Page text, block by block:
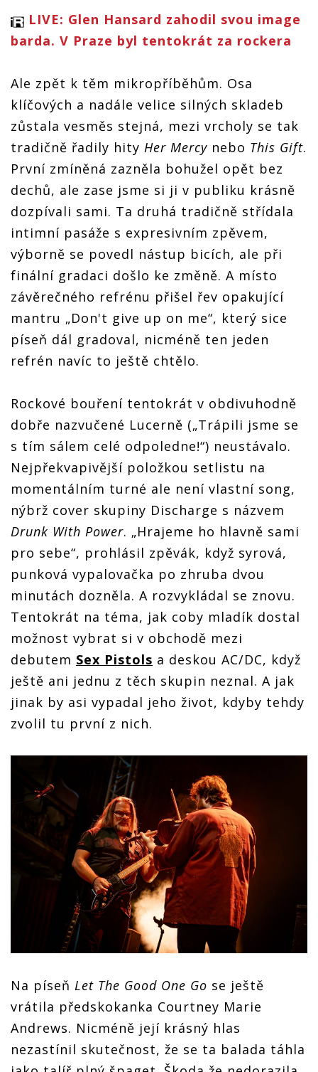
LIVE: Glen Hansard zahodil svou image
barda. V Praze byl tentokrát za rockera
Ale zpět k těm mikropříběhům. Osa
klíčových a nadále velice silných skladeb
zůstala vesměs stejná, mezi vrcholy se tak
tradičně řadily hity Her Mercy nebo This Gift.
První zmíněná zazněla bohužel opět bez
dechů, ale zase jsme si ji v publiku krásně
dozpívali sami. Ta druhá tradičně střídala
intimní pasáže s expresivním zpěvem,
výborně se povedl nástup bicích, ale při
finální gradaci došlo ke změně. A místo
závěrečného refrénu přišel řev opakující
mantru „Don't give up on me“, který sice
píseň dál gradoval, nicméně ten jeden
refrén navíc to ještě chtělo.
Rockové bouření tentokrát v obdivuhodně
dobře nazvučené Lucerně („Trápili jsme se
s tím sálem celé odpoledne!“) neustávalo.
Nejpřekvapivější položkou setlistu na
momentálním turné ale není vlastní song,
nýbrž cover skupiny Discharge s názvem
Drunk With Power. „Hrajeme ho hlavně sami
pro sebe“, prohlásil zpěvák, když syrová,
punková vypalovačka po zhruba dvou
minutách dozněla. A rozvykládal se znovu.
Tentokrát na téma, jak coby mladík dostal
možnost vybrat si v obchodě mezi
debutem Sex Pistols a deskou AC/DC, když
ještě ani jednu z těch skupin neznal. A jak
jinak by asi vypadal jeho život, kdyby tehdy
zvolil tu první z nich.
Na píseň Let The Good One Go se ještě
vrátila předskokanka Courtney Marie
Andrews. Nicméně její krásný hlas
nezastínil skutečnost, že se ta balada táhla